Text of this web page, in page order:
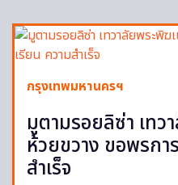
กรุงเทพมหานครฯ
มูตามรอยลิซ่า เทว
ห้วยขวาง ขอพรกา
สำเร็จ